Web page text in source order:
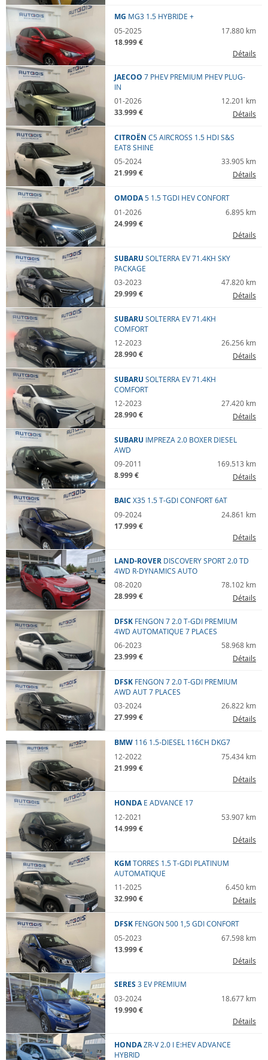
MG MG3 1.5 HYBRIDE +
05-2025
17.880 km
18.999 €
Détails
JAECOO 7 PHEV PREMIUM PHEV PLUG-
IN
01-2026
12.201 km
33.999 € Détails
CITROËN C5 AIRCROSS 1.5 HDI S&S
EAT8 SHINE
05-2024
33.905 km
21.999 € Détails
OMODA5 1.5 TGDI HEV CONFORT
01-2026
6.895 km
24.999 €
Détails
SUBARU SOLTERRA EV 71.4KH SKY
PACKAGE
03-2023
47.820 km
29.999 € Détails
SUBARU SOLTERRA EV 71.4KH
COMFORT
12-2023
26.256 km
28.990 € Détails
SUBARU SOLTERRA EV 71.4KH
COMFORT
12-2023
27.420 km
28.990 € Détails
SUBARU IMPREZA 2.0 BOXER DIESEL
AWD
09-2011
169.513 km
8.999 € Détails
BAIC X35 1.5 T-GDI CONFORT 6AT
09-2024
24.861 km
17.999 €
Détails
LAND-ROVER DISCOVERY SPORT 2.0 TD
4WD R-DYNAMICS AUTO
08-2020
78.102 km
28.999 € Détails
DFSK FENGON 7 2.0 T-GDI PREMIUM
4WD AUTOMATIQUE 7 PLACES
06-2023
58.968 km
23.999 € Détails
DFSK FENGON 7 2.0 T-GDI PREMIUM
AWD AUT 7 PLACES
03-2024
26.822 km
27.999 € Détails
BMW 116 1.5-DIESEL 116CH DKG7
12-2022
75.434 km
21.999 €
Détails
HONDA E ADVANCE 17
12-2021
53.907 km
14.999 €
Détails
KGMTORRES 1.5 T-GDI PLATINUM
AUTOMATIQUE
11-2025
6.450 km
32.990 € Détails
DFSK FENGON 500 1,5 GDI CONFORT
05-2023
67.598 km
13.999 €
Détails
SERES 3 EV PREMIUM
03-2024
18.677 km
19.990 €
Détails
HONDAZR-V 2.0 I E:HEV ADVANCE
HYBRID